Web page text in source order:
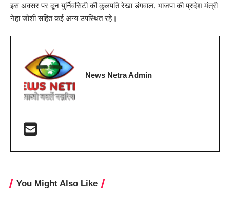
इस अवसर पर दून युर्निवसिटी की कुलपति रेखा डंगवाल, भाजपा की प्रदेश मंत्री
नेहा जोशी सहित कई अन्य उपस्थित रहे।
News Netra Admin
You Might Also Like